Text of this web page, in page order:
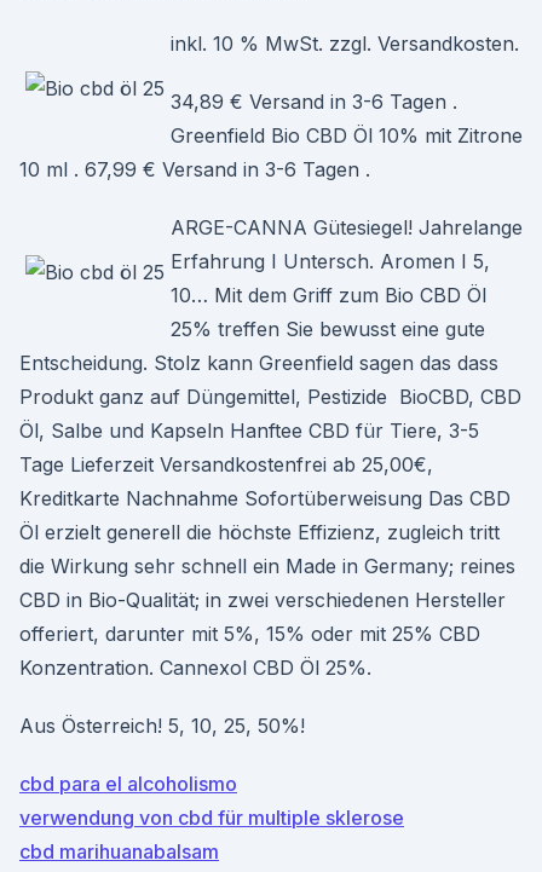
inkl. 10 % MwSt. zzgl. Versandkosten.
34,89 € Versand in 3-6 Tagen .
Greenfield Bio CBD Öl 10% mit Zitrone
10 ml . 67,99 € Versand in 3-6 Tagen .
ARGE-CANNA Gütesiegel! Jahrelange
Erfahrung I Untersch. Aromen I 5,
10… Mit dem Griff zum Bio CBD Öl
25% treffen Sie bewusst eine gute
Entscheidung. Stolz kann Greenfield sagen das dass
Produkt ganz auf Düngemittel, Pestizide BioCBD, CBD
Öl, Salbe und Kapseln Hanftee CBD für Tiere, 3-5
Tage Lieferzeit Versandkostenfrei ab 25,00€,
Kreditkarte Nachnahme Sofortüberweisung Das CBD
Öl erzielt generell die höchste Effizienz, zugleich tritt
die Wirkung sehr schnell ein Made in Germany; reines
CBD in Bio-Qualität; in zwei verschiedenen Hersteller
offeriert, darunter mit 5%, 15% oder mit 25% CBD
Konzentration. Cannexol CBD Öl 25%.
Aus Österreich! 5, 10, 25, 50%!
cbd para el alcoholismo
verwendung von cbd für multiple sklerose
cbd marihuanabalsam